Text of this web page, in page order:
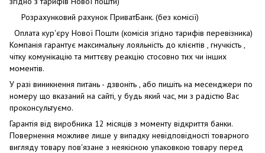
Розрахунковий рахунок ПриватБанк. (без комісії)
Оплата кур'єру Нової Пошти (комісія згідно тарифів перевізника)
Компанія гарантує максимальну лояльність до клієнтів , гнучкість ,
чітку комунікацію та миттєву реакцію стосовно тих чи інших
моментів.
У разі виникнення питань - дзвоніть , або пишіть на месенджери по
номеру що вказаний на сайті, у будь який час, ми з радістю Вас
проконсультуємо.
Гарантія від виробника 12 місяців з моменту відкриття банки.
Повернення можливе лише у випадку невідповідності товарного
вигляду товару пов'язане з неякісною упаковкою товару перед